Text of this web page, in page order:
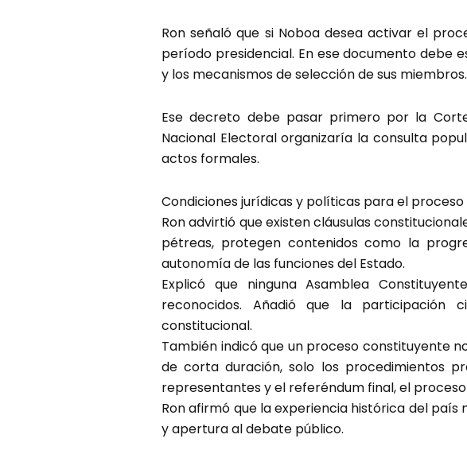
Ron señaló que si Noboa desea activar el
período presidencial. En ese documento debe
y los mecanismos de selección de sus miembros.
Ese decreto debe pasar primero por la
Nacional Electoral organizaría la consulta
actos formales.
Condiciones jurídicas y políticas para el proceso
Ron advirtió que existen cláusulas
pétreas, protegen contenidos como la
autonomía de las funciones del Estado.
Explicó que ninguna Asamblea
reconocidos. Añadió que la participación
constitucional.
También indicó que un proceso constituyente
de corta duración, solo los procedimientos
representantes y el referéndum final, el
Ron afirmó que la experiencia histórica del
y apertura al debate público.